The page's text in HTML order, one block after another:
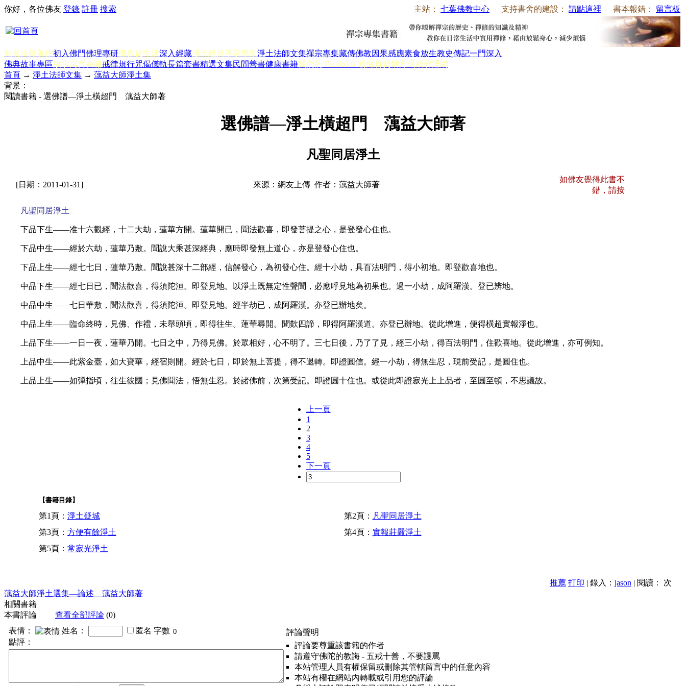
主站： 七葉佛教中心 支持書舍的建設： 請點這裡 書本報錯： 留言板
你好，各位佛友 登錄 註冊 搜索
知名法師著作初入佛門佛理專研佛教徒生活深入經藏淨土經典淨宗專集淨土法師文集禪宗專集藏傳佛教因果感應素食放生教史傳記一門深入
佛典故事專區故事寓言書籍戒律規行咒偈儀軌長篇套書精選文集民間善書健康書籍我們的 Facebook 粉絲群贊助方式戒邪淫網
首頁 → 淨土法師文集 → 蕅益大師淨土集
背景：
閱讀書籍 - 選佛譜—淨土橫超門 蕅益大師著
選佛譜—淨土橫超門 蕅益大師著
凡聖同居淨土
[日期：2011-01-31] 來源：網友上傳 作者：蕅益大師著
如佛友覺得此書不
錯，請按
凡聖同居淨土
下品下生——准十六觀經，十二大劫，蓮華方開。蓮華開已，聞法歡喜，即發菩提之心，是登發心住也。
下品中生——經於六劫，蓮華乃敷。聞說大乘甚深經典，應時即發無上道心，亦是登發心住也。
下品上生——經七七日，蓮華乃敷。聞說甚深十二部經，信解發心，為初發心住。經十小劫，具百法明門，得小初地。即登歡喜地也。
中品下生——經七日已，聞法歡喜，得須陀洹。即登見地。以淨土既無定性聲聞，必應呼見地為初果也。過一小劫，成阿羅漢。登已辨地。
中品中生——七日華敷，聞法歡喜，得須陀洹。即登見地。經半劫已，成阿羅漢。亦登已辦地矣。
中品上生——臨命終時，見佛、作禮，未舉頭頃，即得往生。蓮華尋開。聞歎四諦，即得阿羅漢道。亦登已辦地。從此增進，便得橫超實報淨也。
上品下生——一日一夜，蓮華乃開。七日之中，乃得見佛。於眾相好，心不明了。三七日後，乃了了見，經三小劫，得百法明門，住歡喜地。從此增進，亦可例知。
上品中生——此紫金臺，如大寶華，經宿則開。經於七日，即於無上菩提，得不退轉。即證圓信。經一小劫，得無生忍，現前受記，是圓住也。
上品上生——如彈指頃，往生彼國；見佛聞法，悟無生忍。於諸佛前，次第受記。即證圓十住也。或從此即證寂光上上品者，至圓至頓，不思議故。
上一頁
1
2
3
4
5
下一頁
【書籍目錄】
第1頁： 淨土疑城 第2頁： 凡聖同居淨土
第3頁： 方便有餘淨土 第4頁： 實報莊嚴淨土
第5頁： 常寂光淨土
推薦 打印 | 錄入： jason | 閱讀：
次
蕅益大師淨土選集—論述 蕅益大師著
相關書籍
本書評論
查看全部評論 (0)
表情：
姓名： 匿名 字數
點評：
評論聲明
評論要尊重該書籍的作者
請遵守佛陀的教誨 - 五戒十善，不要謾罵
本站管理人員有權保留或刪除其管轄留言中的任意內容
本站有權在網站內轉載或引用您的評論